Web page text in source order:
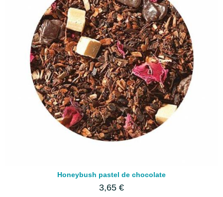
Honeybush pastel de chocolate
3,65 €